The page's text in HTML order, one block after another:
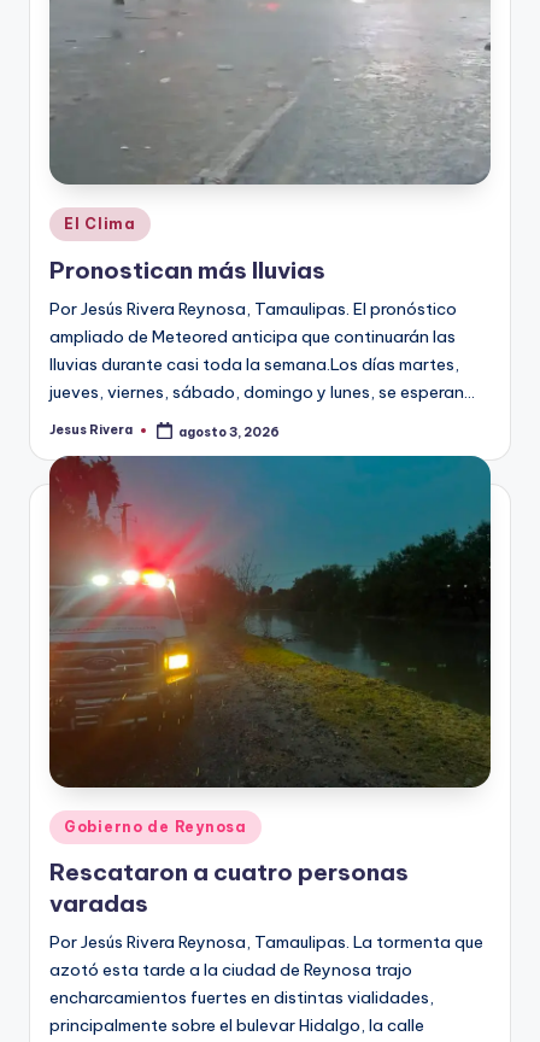
Publicado
en
El Clima
Pronostican más lluvias
Por Jesús Rivera Reynosa, Tamaulipas. El pronóstico
ampliado de Meteored anticipa que continuarán las
lluvias durante casi toda la semana.Los días martes,
jueves, viernes, sábado, domingo y lunes, se esperan…
Publicado
Jesus Rivera agosto 3, 2026
Publicado
en
Gobierno de Reynosa
Rescataron a cuatro personas
varadas
Por Jesús Rivera Reynosa, Tamaulipas. La tormenta que
azotó esta tarde a la ciudad de Reynosa trajo
encharcamientos fuertes en distintas vialidades,
principalmente sobre el bulevar Hidalgo, la calle